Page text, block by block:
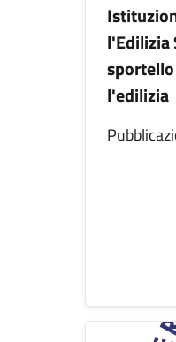
l'Edilizia
l'edilizia